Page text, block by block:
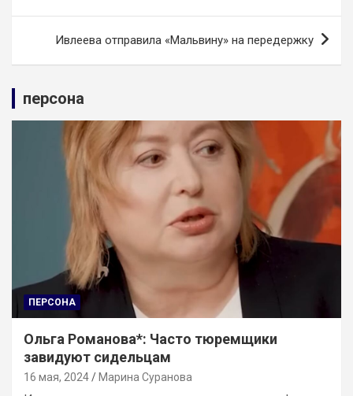
записям
Ивлеева отправила «Мальвину» на передержку
персона
ПЕРСОНА
Ольга Романова*: Часто тюремщики
завидуют сидельцам
16 мая, 2024 Марина Суранова